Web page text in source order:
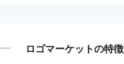
ロゴマーケットの特徴